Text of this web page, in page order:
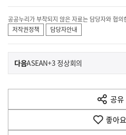
공공누리가 부착되지 않은 자료는 담당자와 협
저작권정책
담당자안내
이
전
다
음
다음기
사
ASEAN+3 정상회의
공유
열
기
좋아요